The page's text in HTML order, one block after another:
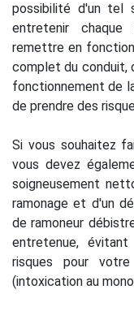
possibilité d'un tel
entretenir
remettre en
complet du conduit,
fonctionnement de
de prendre des
Si vous souhaitez
vous devez
soigneusement
ramonage et d'un
de ramoneur
entretenue,
risques pour
(intoxication au